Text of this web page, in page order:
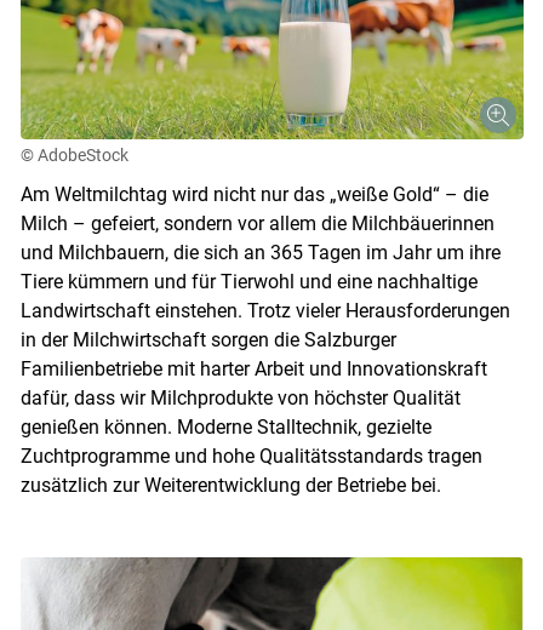
© AdobeStock
Am Weltmilchtag wird nicht nur das „weiße Gold“ – die
Milch – gefeiert, sondern vor allem die Milchbäuerinnen
und Milchbauern, die sich an 365 Tagen im Jahr um ihre
Tiere kümmern und für Tierwohl und eine nachhaltige
Landwirtschaft einstehen. Trotz vieler Herausforderungen
in der Milchwirtschaft sorgen die Salzburger
Familienbetriebe mit harter Arbeit und Innovationskraft
dafür, dass wir Milchprodukte von höchster Qualität
genießen können. Moderne Stalltechnik, gezielte
Zuchtprogramme und hohe Qualitätsstandards tragen
zusätzlich zur Weiterentwicklung der Betriebe bei.